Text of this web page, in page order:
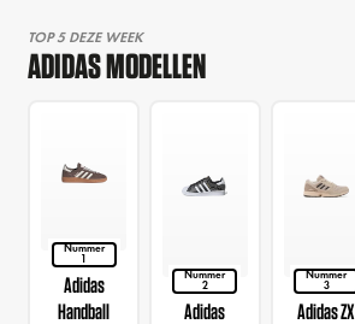
TOP 5 DEZE WEEK
ADIDAS MODELLEN
Nummer
1
Adidas
Handball
Nummer
2
Adidas
Nummer
3
Adidas ZX